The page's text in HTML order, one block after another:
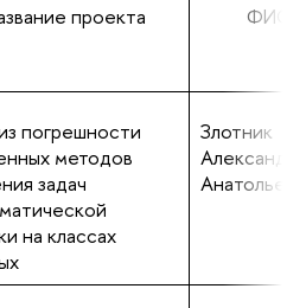
проекта ФИО
погрешности
методов
задач
на классах
Злотник
Александр